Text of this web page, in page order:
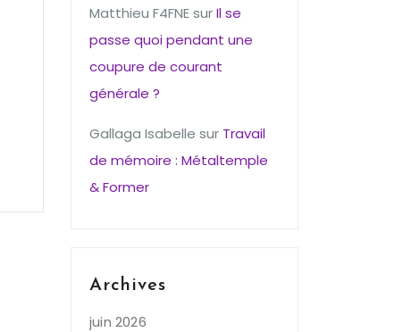
Matthieu F4FNEsurIl se
passe quoi pendant une
coupure de courant
générale ?
Gallaga Isabelle sur Travail
de mémoire : Métaltemple
& Former
Archives
juin 2026